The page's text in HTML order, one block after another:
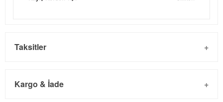
Taksitler
Kargo & İade